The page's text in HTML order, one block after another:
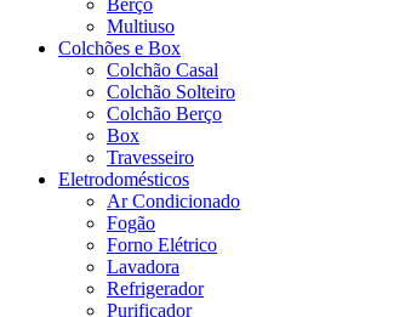
Berço
Multiuso
Colchões e Box
Colchão Casal
Colchão Solteiro
Colchão Berço
Box
Travesseiro
Eletrodomésticos
Ar Condicionado
Fogão
Forno Elétrico
Lavadora
Refrigerador
Purificador